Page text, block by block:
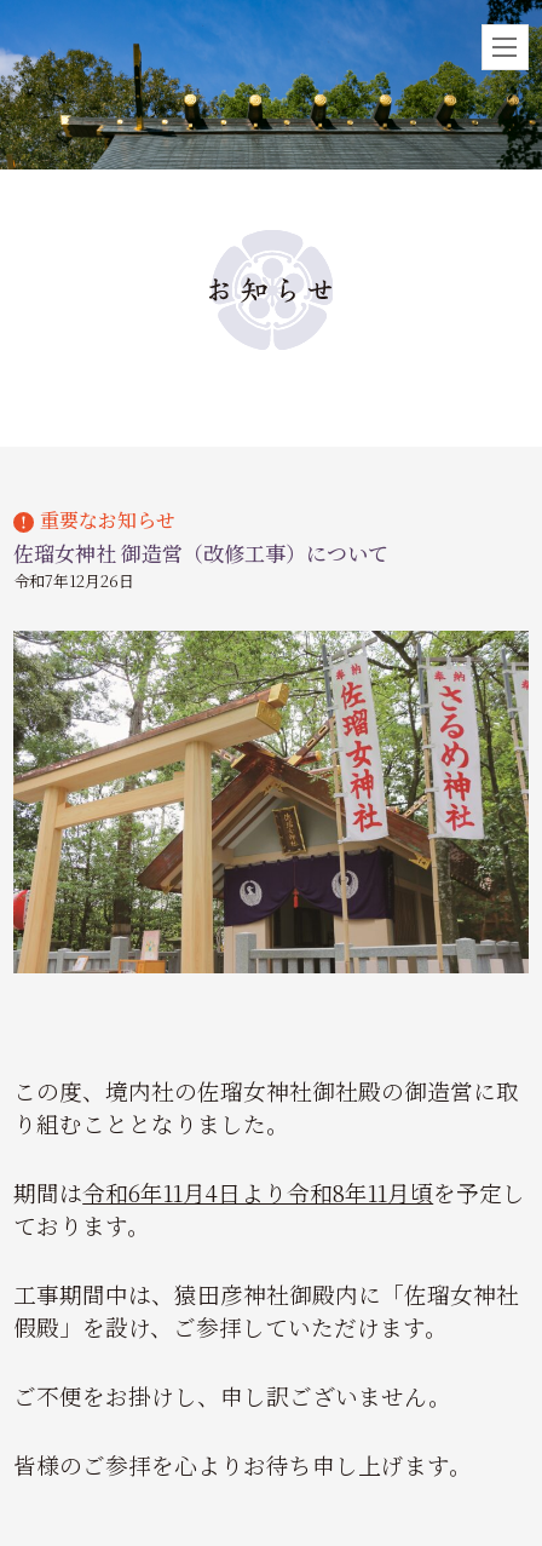
重要なお知らせ
佐瑠女神社 御造営（改修工事）について
令和7年12月26日
この度、境内社の佐瑠女神社御社殿の御造営に取
り組むこととなりました。
期間は令和6年11月4日より令和8年11月頃を予定し
ております。
工事期間中は、猿田彦神社御殿内に「佐瑠女神社
假殿」を設け、ご参拝していただけます。
ご不便をお掛けし、申し訳ございません。
皆様のご参拝を心よりお待ち申し上げます。